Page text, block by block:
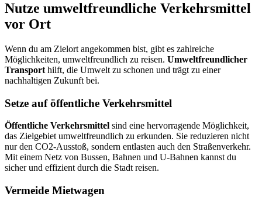
Nutze umweltfreundliche Verkehrsmittel
vor Ort
Wenn du am Zielort angekommen bist, gibt es zahlreiche
Möglichkeiten, umweltfreundlich zu reisen. Umweltfreundlicher
Transport hilft, die Umwelt zu schonen und trägt zu einer
nachhaltigen Zukunft bei.
Setze auf öffentliche Verkehrsmittel
Öffentliche Verkehrsmittel sind eine hervorragende Möglichkeit,
das Zielgebiet umweltfreundlich zu erkunden. Sie reduzieren nicht
nur den CO2-Ausstoß, sondern entlasten auch den Straßenverkehr.
Mit einem Netz von Bussen, Bahnen und U-Bahnen kannst du
sicher und effizient durch die Stadt reisen.
Vermeide Mietwagen